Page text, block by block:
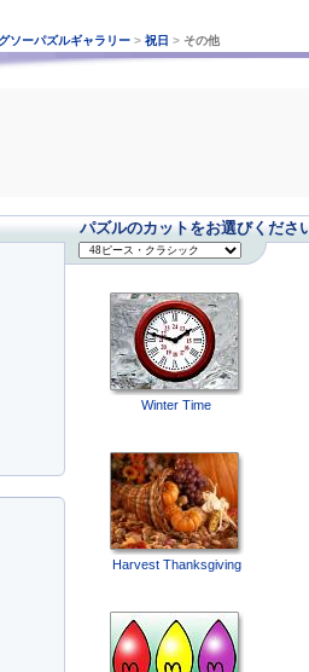
ソーパズルギャラリー >祝日 > その他
パズルのカットをお選びくださ
Winter Time
Harvest Thanksgiving